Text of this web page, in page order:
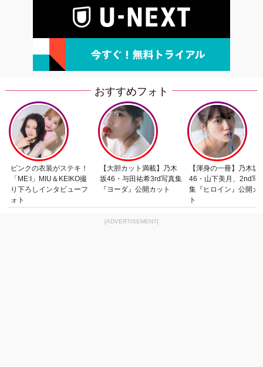
おすすめフォト
ピンクの衣装がステキ！
「ME:I」MIU＆KEIKO撮
り下ろしインタビューフ
ォト
【大胆カット満載】乃木
坂46・与田祐希3rd写真集
『ヨーダ』公開カット
【渾身の一冊】乃木坂
46・山下美月、2nd写
集『ヒロイン』公開カ
ト
[ADVERTISEMENT]